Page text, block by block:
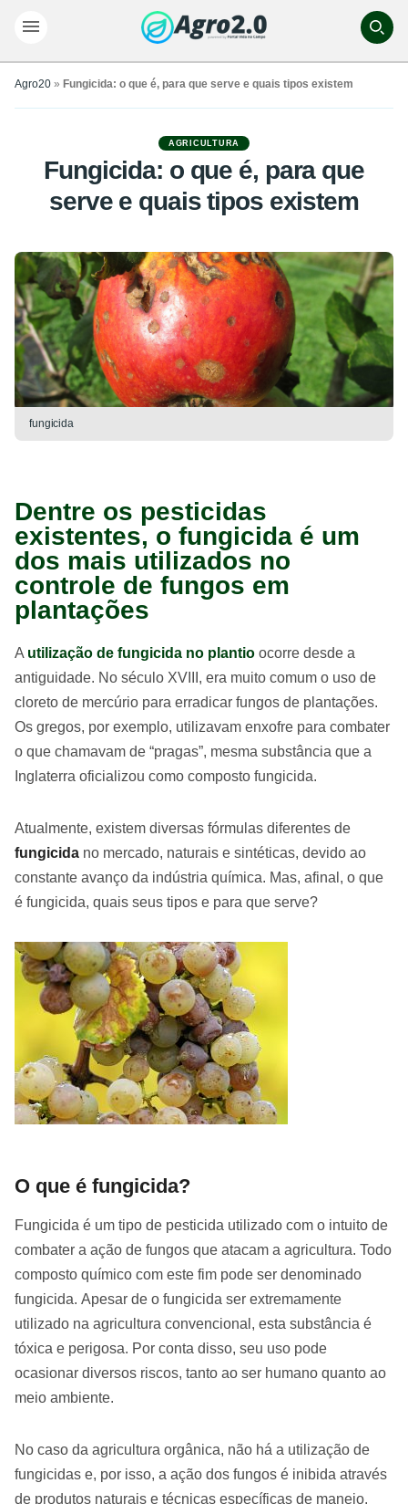
Agro20 » Fungicida: o que é, para que serve e quais tipos existem
AGRICULTURA
Fungicida: o que é, para que
serve e quais tipos existem
fungicida
Dentre os pesticidas
existentes, o fungicida é um
dos mais utilizados no
controle de fungos em
plantações
A utilização de fungicida no plantio ocorre desde a
antiguidade. No século XVIII, era muito comum o uso de
cloreto de mercúrio para erradicar fungos de plantações.
Os gregos, por exemplo, utilizavam enxofre para combater
o que chamavam de “pragas”, mesma substância que a
Inglaterra oficializou como composto fungicida.
Atualmente, existem diversas fórmulas diferentes de
fungicida no mercado, naturais e sintéticas, devido ao
constante avanço da indústria química. Mas, afinal, o que
é fungicida, quais seus tipos e para que serve?
O que é fungicida?
Fungicida é um tipo de pesticida utilizado com o intuito de
combater a ação de fungos que atacam a agricultura. Todo
composto químico com este fim pode ser denominado
fungicida. Apesar de o fungicida ser extremamente
utilizado na agricultura convencional, esta substância é
tóxica e perigosa. Por conta disso, seu uso pode
ocasionar diversos riscos, tanto ao ser humano quanto ao
meio ambiente.
No caso da agricultura orgânica, não há a utilização de
fungicidas e, por isso, a ação dos fungos é inibida através
de produtos naturais e técnicas específicas de manejo.